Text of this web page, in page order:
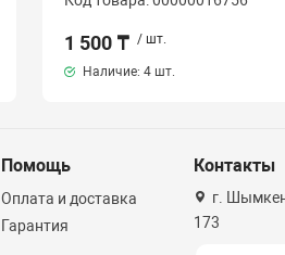
1 500 ₸ / шт.
Наличие:4 шт.
Помощь
Оплата и доставка
Гарантия
Контакты
г.
173